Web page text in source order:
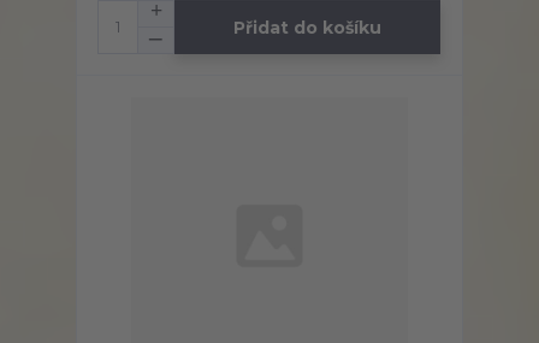
Přidat do košíku